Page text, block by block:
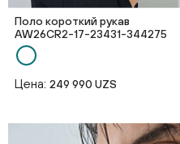
Поло короткий рукав
AW26CR2-17-23431-344275
Цена: 249 990 UZS